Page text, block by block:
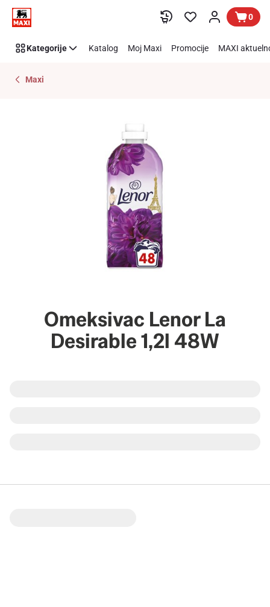
Preskoči link 0
Kategorije Katalog Moj Maxi Promocije MAXI
Maxi
Omeksivac Lenor La
Desirable 1,2l 48W